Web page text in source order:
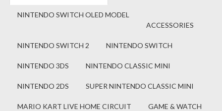
NINTENDO SWITCH OLED MODEL
ACCESSORIES
NINTENDO SWITCH 2 NINTENDO SWITCH
NINTENDO 3DS NINTENDO CLASSIC MINI
NINTENDO 2DS SUPER NINTENDO CLASSIC MINI
MARIO KART LIVE HOME CIRCUIT GAME & WATCH